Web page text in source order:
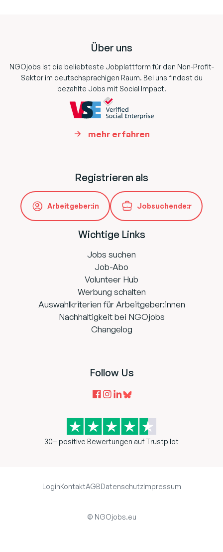
Über uns
NGOjobs ist die beliebteste Jobplattform für den Non-Profit-
Sektor im deutschsprachigen Raum. Bei uns findest du
bezahlte Jobs mit Social Impact.
mehr erfahren
Registrieren als
Arbeitgeber:in Jobsuchende:r
Wichtige Links
Jobs suchen
Job-Abo
Volunteer Hub
Werbung schalten
Auswahlkriterien für Arbeitgeber:innen
Nachhaltigkeit bei NGOjobs
Changelog
Follow Us
30+ positive Bewertungen auf Trustpilot
LoginKontaktAGBDatenschutzImpressum
© NGOjobs.eu